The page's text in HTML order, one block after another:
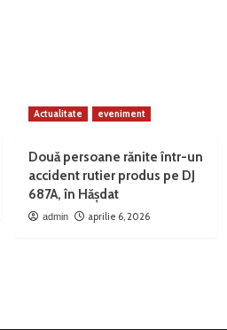
Actualitate eveniment
Două persoane rănite într-un
accident rutier produs pe DJ
687A, în Hășdat
admin aprilie 6, 2026